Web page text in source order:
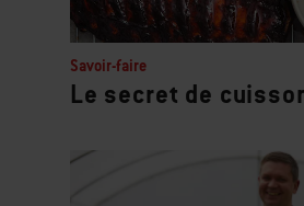
Savoir-faire
Le secret de